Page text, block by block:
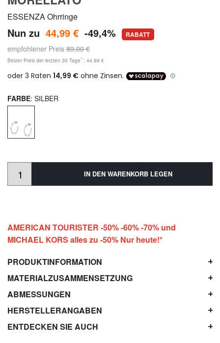
ESSENZA Ohrringe
Nun zu 44,99 € -49,4% RABATT
empfohlener Preis 89,00 €
Bester Preis der letzten 30 Tage**: 44,99 €
FARBE: SILBER
IN DEN WARENKORB LEGEN
AMERICAN TOURISTER -50% -60% -70% und
MICHAEL KORS alles zu -50% Nur heute!*
PRODUKTINFORMATION
MATERIALZUSAMMENSETZUNG
ABMESSUNGEN
HERSTELLERANGABEN
ENTDECKEN SIE AUCH